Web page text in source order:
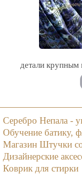
детали крупным
Серебро Непала -
Обучение батику,
Магазин Штучки со
Дизайнерские
Коврик для стирки